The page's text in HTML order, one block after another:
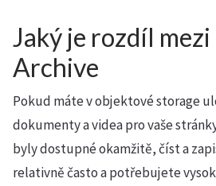
Jaký je rozdíl
Archive
Pokud máte v objektové storage
dokumenty a videa pro vaše
byly dostupné okamžitě, číst a
relativně často a potřebujete